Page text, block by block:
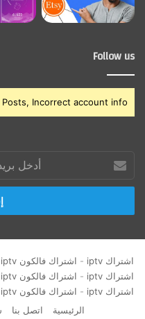
Follow us
Incorrect account info.
بريدك
الإلكتروني
اشتراك iptv - اشتراك فالكون iptv
اشتراك iptv
- اشتراك فالكون iptv
اشتراك iptv
- اشتراك فالكون iptv
الرئيسية
اتصل بنا